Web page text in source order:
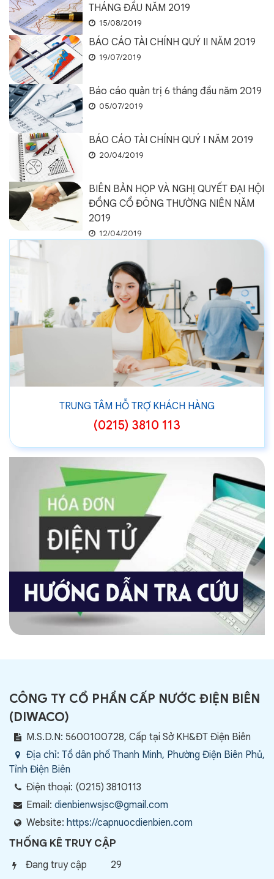
THÁNG ĐẦU NĂM 2019
15/08/2019
BÁO CÁO TÀI CHÍNH QUÝ II NĂM 2019
19/07/2019
Báo cáo quản trị 6 tháng đầu năm 2019
05/07/2019
BÁO CÁO TÀI CHÍNH QUÝ I NĂM 2019
20/04/2019
BIÊN BẢN HỌP VÀ NGHỊ QUYẾT ĐẠI HỘI
ĐỒNG CỔ ĐÔNG THƯỜNG NIÊN NĂM
2019
12/04/2019
TRUNG TÂM HỖ TRỢ KHÁCH HÀNG
(0215) 3810 113
CÔNG TY CỔ PHẦN CẤP NƯỚC ĐIỆN BIÊN
(DIWACO)
M.S.D.N: 5600100728, Cấp tại Sở KH&ĐT Điện Biên
Địa chỉ: Tổ dân phố Thanh Minh, Phường Điện Biên Phủ,
Tỉnh Điện Biên
Điện thoại: (0215) 3810113
Email: dienbienwsjsc@gmail.com
Website: https://capnuocdienbien.com
THỐNG KÊ TRUY CẬP
Đang truy cập 29